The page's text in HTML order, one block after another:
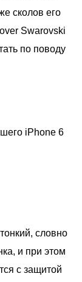
сколов его
Swarovski
по поводу
iPhone 6
словно
и при этом
с защитой